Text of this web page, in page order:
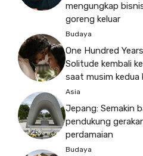
mengungkap
goreng keluar
Budaya
One Hundred
Solitude kembali
saat musim kedua
Asia
Jepang: Semakin
pendukung
perdamaian
Budaya